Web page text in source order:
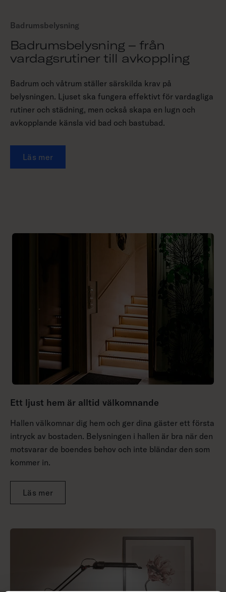
Badrumsbelysning
Badrumsbelysning – från
vardagsrutiner till avkoppling
Badrum och våtrum ställer särskilda krav på
belysningen. Ljuset ska fungera effektivt för vardagliga
rutiner och städning, men också skapa en lugn och
avkopplande känsla vid bad och bastubad.
Läs mer
Ett ljust hem är alltid välkomnande
Hallen välkomnar dig hem och ger dina gäster ett första
intryck av bostaden. Belysningen i hallen är bra när den
motsvarar de boendes behov och inte bländar den som
kommer in.
Läs mer